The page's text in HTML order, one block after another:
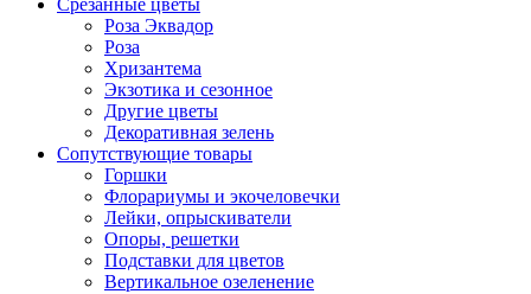
Срезанные цветы
Роза Эквадор
Роза
Хризантема
Экзотика и сезонное
Другие цветы
Декоративная зелень
Сопутствующие товары
Горшки
Флорариумы и экочеловечки
Лейки, опрыскиватели
Опоры, решетки
Подставки для цветов
Вертикальное озеленение